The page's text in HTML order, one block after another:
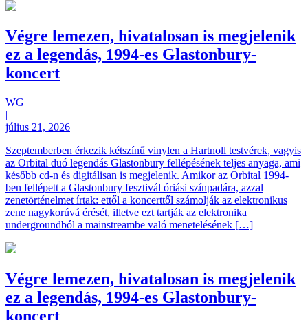
Végre lemezen, hivatalosan is megjelenik
ez a legendás, 1994-es Glastonbury-
koncert
WG
|
július 21, 2026
Szeptemberben érkezik kétszínű vinylen a Hartnoll testvérek, vagyis
az Orbital duó legendás Glastonbury fellépésének teljes anyaga, ami
később cd-n és digitálisan is megjelenik. Amikor az Orbital 1994-
ben fellépett a Glastonbury fesztivál óriási színpadára, azzal
zenetörténelmet írtak: ettől a koncerttől számolják az elektronikus
zene nagykorúvá érését, illetve ezt tartják az elektronika
undergroundból a mainstreambe való menetelésének […]
Végre lemezen, hivatalosan is megjelenik
ez a legendás, 1994-es Glastonbury-
koncert